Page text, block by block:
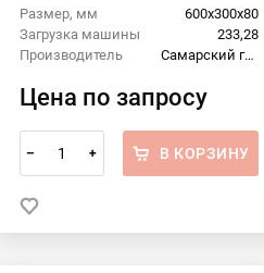
Размер, мм
600х300х80
Загрузка машины
233,28
Производитель
Самарский гипсовый комбинат
Цена по запросу
– + В КОРЗИНУ